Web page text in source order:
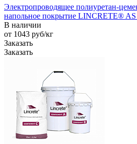
Электропроводящее полиуретан-
напольное покрытие LINCRETE®
В наличии
от 1043 руб/кг
Заказать
Заказать